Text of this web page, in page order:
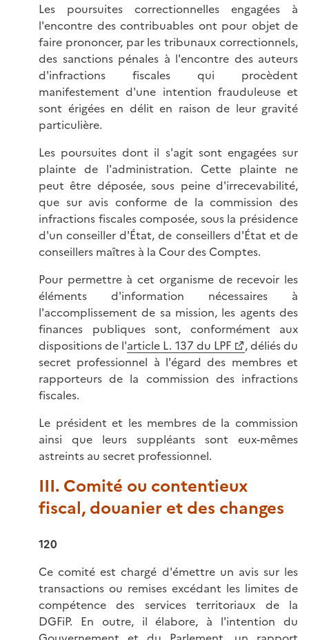
Les poursuites correctionnelles engagées à
l'encontre des contribuables ont pour objet de
faire prononcer, par les tribunaux correctionnels,
des sanctions pénales à l'encontre des auteurs
d'infractions fiscales qui procèdent
manifestement d'une intention frauduleuse et
sont érigées en délit en raison de leur gravité
particulière.
Les poursuites dont il s'agit sont engagées sur
plainte de l'administration. Cette plainte ne
peut être déposée, sous peine d'irrecevabilité,
que sur avis conforme de la commission des
infractions fiscales composée, sous la présidence
d'un conseiller d'État, de conseillers d'État et de
conseillers maîtres à la Cour des Comptes.
Pour permettre à cet organisme de recevoir les
éléments d'information nécessaires à
l'accomplissement de sa mission, les agents des
finances publiques sont, conformément aux
dispositions de l'article L. 137 du LPF
, déliés du
secret professionnel à l'égard des membres et
rapporteurs de la commission des infractions
fiscales.
Le président et les membres de la commission
ainsi que leurs suppléants sont eux-mêmes
astreints au secret professionnel.
III. Comité ou contentieux
fiscal, douanier et des changes
120
Ce comité est chargé d'émettre un avis sur les
transactions ou remises excédant les limites de
compétence des services territoriaux de la
DGFiP. En outre, il élabore, à l'intention du